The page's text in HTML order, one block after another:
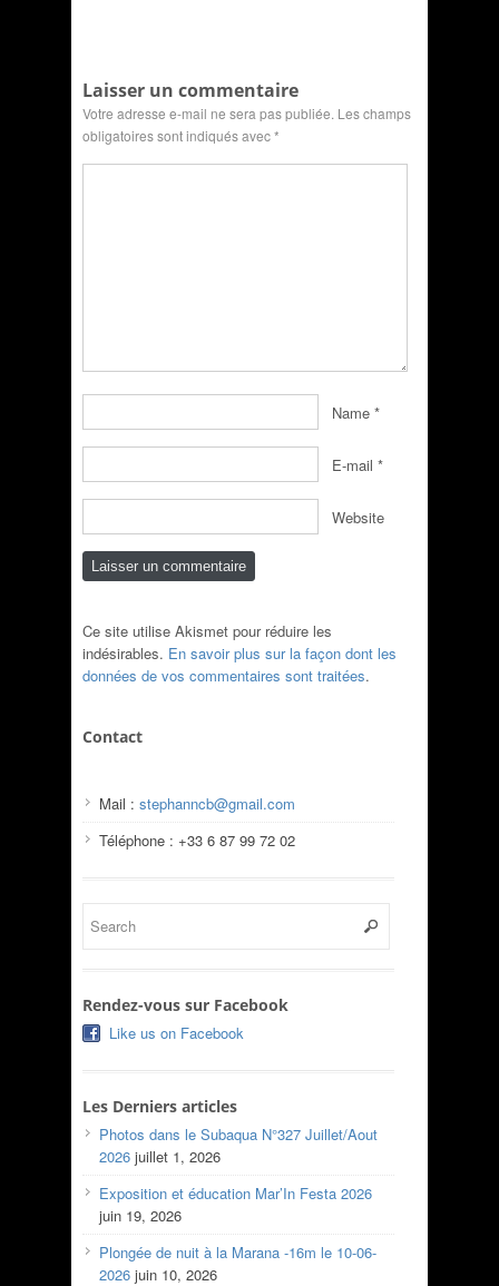
Laisser un commentaire
Votre adresse e-mail ne sera pas publiée. Les champs
obligatoires sont indiqués avec*
Name *
E-mail *
Website
Ce site utilise Akismet pour réduire les
indésirables. En savoir plus sur la façon dont les
données de vos commentaires sont traitées.
Contact
Mail : stephanncb@gmail.com
Téléphone : +33 6 87 99 72 02
Rendez-vous sur Facebook
Like us on Facebook
Les Derniers articles
Photos dans le Subaqua N°327 Juillet/Aout
2026 juillet 1, 2026
Exposition et éducation Mar’In Festa 2026
juin 19, 2026
Plongée de nuit à la Marana -16m le 10-06-
2026 juin 10, 2026